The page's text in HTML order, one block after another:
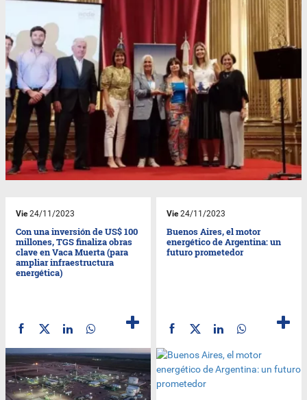
Vie24/11/2023
Con una inversión de US$ 100
millones, TGS finaliza obras
clave en Vaca Muerta (para
ampliar infraestructura
energética)
Vie24/11/2023
Buenos Aires, el motor
energético de Argentina: un
futuro prometedor